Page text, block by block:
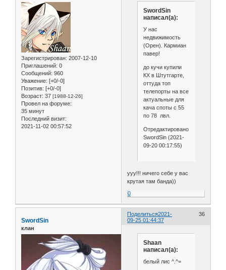
Зарегистрирован: 2007-12-10
Приглашений: 0
Сообщений: 960
Уважение: [+0/-0]
Позитив: [+0/-0]
Возраст: 37 [1988-12-26]
Провел на форуме:
35 минут
Последний визит:
2021-11-02 00:57:52
SwordSin
написал(а):
У нас
недвижимость
(Орен). Кармиан
павер!
до кучи купили
КХ в Штутгарте,
оттуда топ
телепорты на все
актуальные для
кача споты с 55
по 78 лвл.
Отредактировано
SwordSin (2021-
09-20 00:17:55)
ууу!!! ничего себе у вас
крутая там банда))
0
Поделиться 36
2021-
09-25 01:44:37
SwordSin
клан
Shaan
написал(а):
белый лис ^.^=